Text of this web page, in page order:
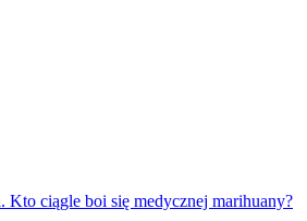
Kto ciągle boi się medycznej marihuany?